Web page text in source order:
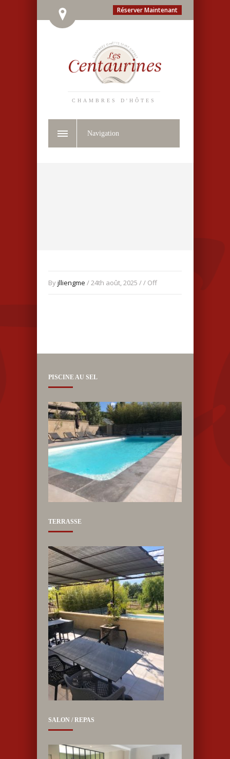
Réserver Maintenant
CHAMBRES D'HÔTES
Navigation
Byjlliengme / 24th août, 2025 / / Off
PISCINE AU SEL
TERRASSE
SALON / REPAS